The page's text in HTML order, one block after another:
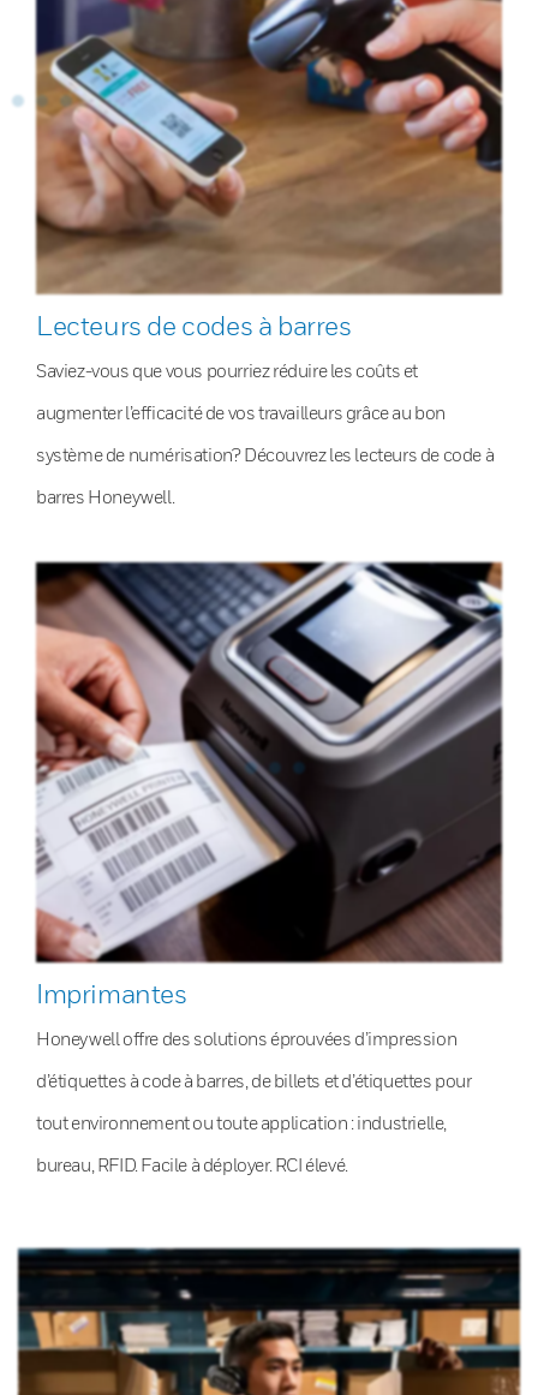
Lecteurs de codes à barres
Saviez-vous que vous pourriez réduire les coûts et
augmenter l’efficacité de vos travailleurs grâce au bon
système de numérisation? Découvrez les lecteurs de code à
barres Honeywell.
Imprimantes
Honeywell offre des solutions éprouvées d’impression
d’étiquettes à code à barres, de billets et d’étiquettes pour
tout environnement ou toute application : industrielle,
bureau, RFID. Facile à déployer. RCI élevé.